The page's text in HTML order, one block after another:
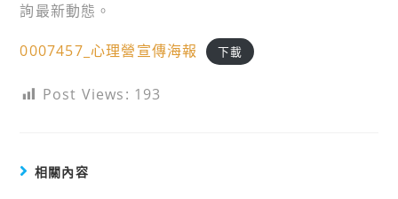
詢最新動態。
0007457_心理營宣傳海報 下載
Post Views: 193
相關內容